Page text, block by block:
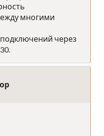
многими
через